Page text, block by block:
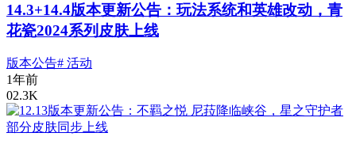
14.3+14.4版本更新公告：玩法系统和英雄改动，青
花瓷2024系列皮肤上线
版本公告# 活动
1年前
02.3K